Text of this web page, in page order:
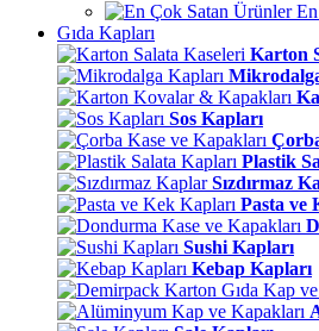
Gıda Kapları
Karton
Sos Kapları
Plastik
Sızdırmaz
Pasta ve
Sushi Kapları
Kebap Kapları